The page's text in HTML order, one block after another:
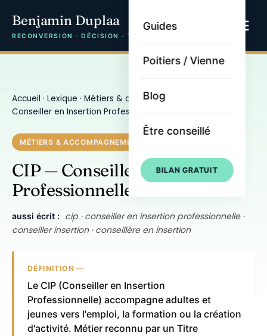
Benjamin Duplaa
RECONVERSION · DÉCISION · TRAJECTOIRE
Guides
Poitiers / Vienne
Blog
Être conseillé
BILAN GRATUIT
Accueil · Lexique · Métiers & accompagnement
Conseiller en Insertion Professionnelle
MÉTIERS & ACCOMPAGNEMENT
CIP — Conseiller en Insertion
Professionnelle
aussi écrit :
cip · conseiller en insertion professionnelle ·
conseiller insertion · conseillère en insertion
DÉFINITION —
Le CIP (Conseiller en Insertion
Professionnelle) accompagne adultes et
jeunes vers l'emploi, la formation ou la création
d'activité. Métier reconnu par un Titre